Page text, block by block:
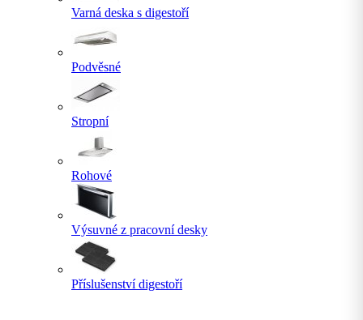
Varná deska s digestoří
Podvěsné
Stropní
Rohové
Výsuvné z pracovní desky
Příslušenství digestoří